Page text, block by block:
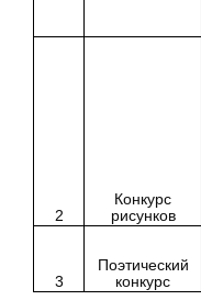
2
Конкурс
рисунков
3
Поэтический
конкурс